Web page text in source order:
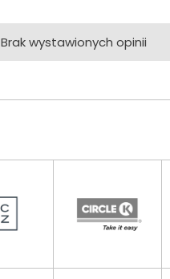
Brak wystawionych opinii